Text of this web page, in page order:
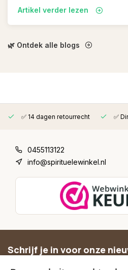
Artikel verder lezen
🌿 Ontdek alle blogs
✅ 14 dagen retourrecht ✅
0455113122
info@spirituelewinkel.nl
Schrijf je in voor onze